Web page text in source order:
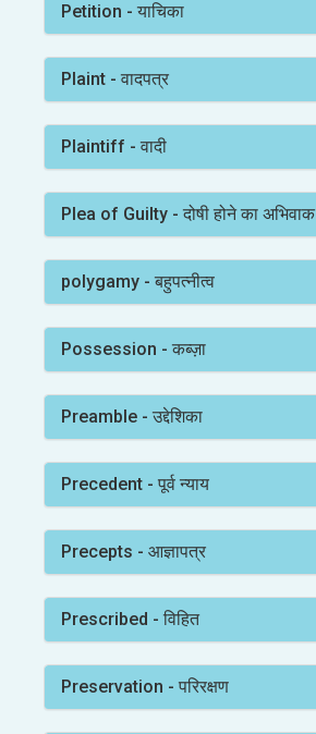
Petition - याचिका
Plaint - वादपत्र
Plaintiff - वादी
Plea of Guilty - दोषी होने का अभिवाक
polygamy - बहुपत्नीत्व
Possession - कब्ज़ा
Preamble - उद्देशिका
Precedent - पूर्व न्याय
Precepts - आज्ञापत्र
Prescribed - विहित
Preservation - परिरक्षण